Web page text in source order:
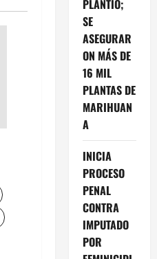
PLANTÍO;
SE
ASEGURAR
ON MÁS DE
16 MIL
PLANTAS DE
MARIHUAN
A
INICIA
PROCESO
PENAL
CONTRA
IMPUTADO
POR